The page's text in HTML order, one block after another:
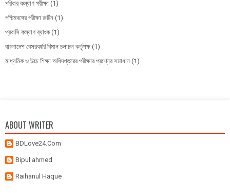
পরিবার কল্যাণ পরীক্ষা (1)
পশ্চিমবঙ্গের পরীক্ষা রুটিন (1)
প্রবাসি কল্যাণ ব্যাংক (1)
বাংলাদেশ বেসরকারি বিমান চলাচল কর্তৃপক্ষ (1)
মাধ্যমিক ও উচ্চ শিক্ষা অধিদপ্তরের পরীক্ষার প্রশ্নের সমাধান (1)
ABOUT WRITER
BDLove24.Com
Bipul ahmed
Raihanul Haque